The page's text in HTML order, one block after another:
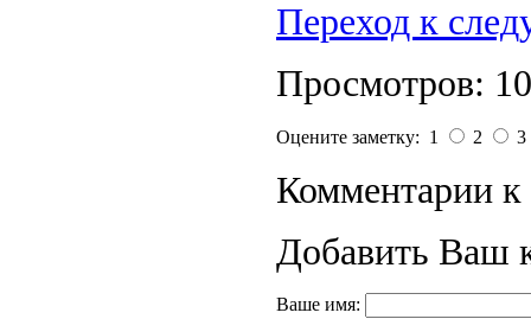
Переход к
Просмотров:
Оцените заметку: 1 2 3
Комментарии к
Добавить Ваш
Ваше имя: